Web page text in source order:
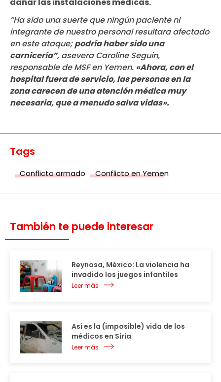
“Ha sido una suerte que ningún paciente ni
integrante de nuestro personal resultara afectado
en este ataque;podría haber sido una
carnicería”, asevera Caroline Seguin,
responsable de MSF en Yemen. «Ahora, con el
hospital fuera de servicio, las personas en la
zona carecen de una atención médica muy
necesaria, que a menudo salva vidas».
Tags
Conflicto armado Conflicto en Yemen
También te puede interesar
Reynosa, México: La violencia ha
invadido los juegos infantiles
Leer más
Así es la (imposible) vida de los
médicos en Siria
Leer más